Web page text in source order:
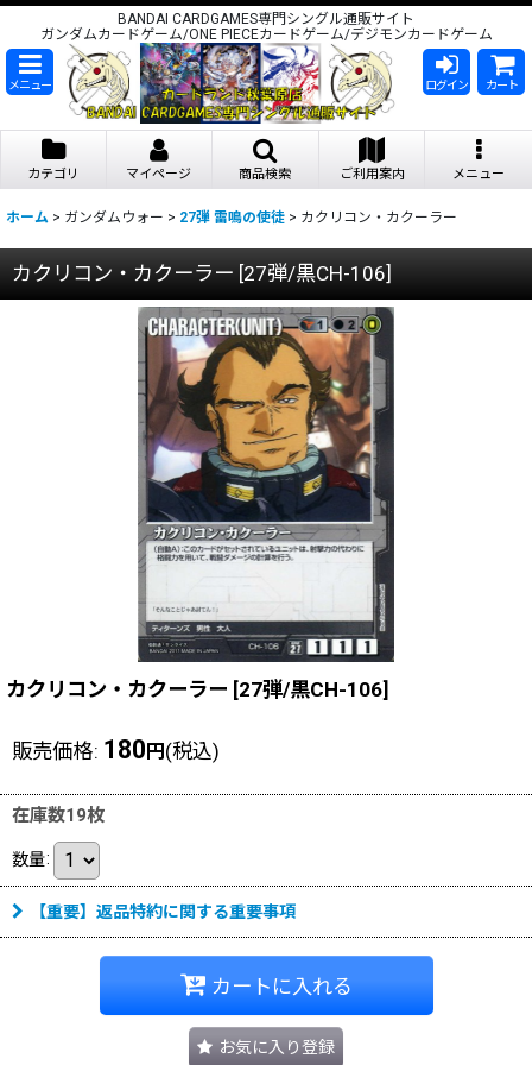
BANDAI CARDGAMES専門シングル通販サイト
ガンダムカードゲーム/ONE PIECEカードゲーム/デジモンカードゲーム
メニュー ログイン カート
カテゴリ マイページ 商品検索 ご利用案内 メニュー
ホーム > ガンダムウォー > 27弾 雷鳴の使徒 > カクリコン・カクーラー
カクリコン・カクーラー [27弾/黒CH-106]
カクリコン・カクーラー [27弾/黒CH-106]
販売価格: 180 円 (税込)
在庫数19枚
数量:
【重要】返品特約に関する重要事項
カートに入れる
お気に入り登録